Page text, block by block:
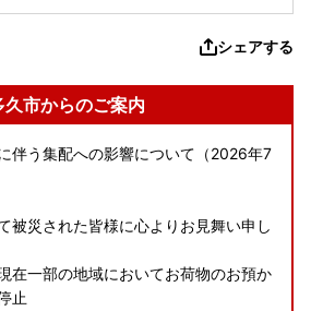
シェアする
久市からのご案内
伴う集配への影響について（2026年7
被災された皆様に心よりお見舞い申し
在一部の地域においてお荷物のお預か
止